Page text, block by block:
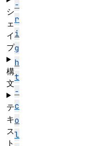
-
r
i
g
h
t
-
c
o
l
シ
ェ
イ
プ
構
文
テ
キ
ス
ト